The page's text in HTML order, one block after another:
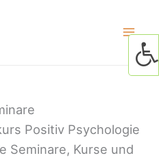
Positiv Psychologie
Seminare, Kurse und